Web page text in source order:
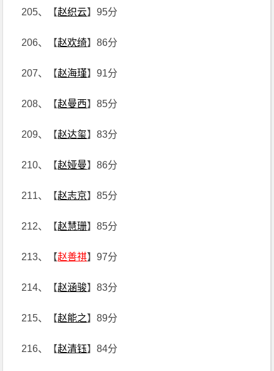
205、【赵织云】95分
206、【赵欢绮】86分
207、【赵海瑾】91分
208、【赵曼西】85分
209、【赵达玺】83分
210、【赵娅曼】86分
211、【赵志京】85分
212、【赵慧珊】85分
213、【赵善祺】97分
214、【赵涵骏】83分
215、【赵能之】89分
216、【赵清钰】84分